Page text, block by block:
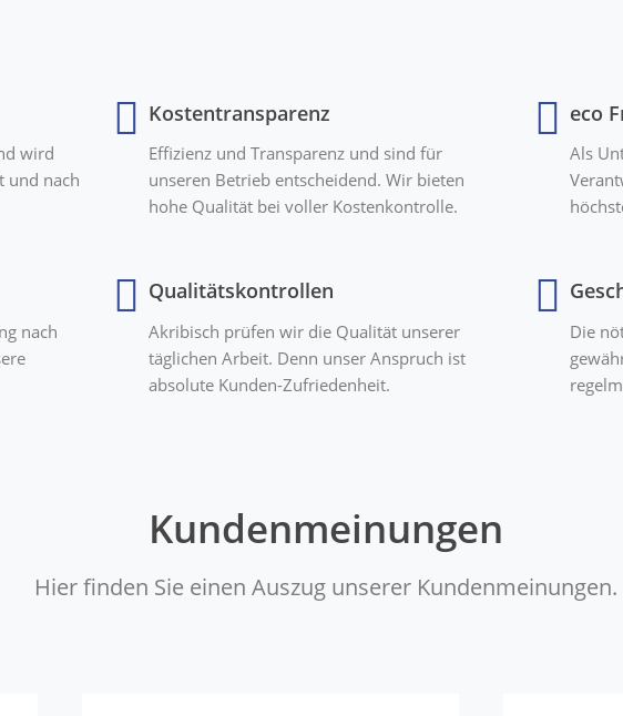
wird
und nach
nach
Kostentransparenz
Effizienz und Transparenz und sind für
unseren Betrieb entscheidend. Wir bieten
hohe Qualität bei voller Kostenkontrolle.
Qualitätskontrollen
Akribisch prüfen wir die Qualität unserer
täglichen Arbeit. Denn unser Anspruch ist
absolute Kunden-Zufriedenheit.
eco
Als
Die
Kundenmeinungen
Hier finden Sie einen Auszug unserer Kundenmeinungen.